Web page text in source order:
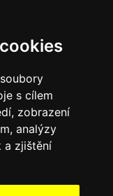
s cílem
zobrazení
analýzy
a zjištění